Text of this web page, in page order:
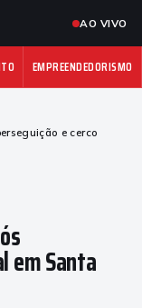
AO VIVO
EMPREENDEDORISMO
e cerco
em Santa